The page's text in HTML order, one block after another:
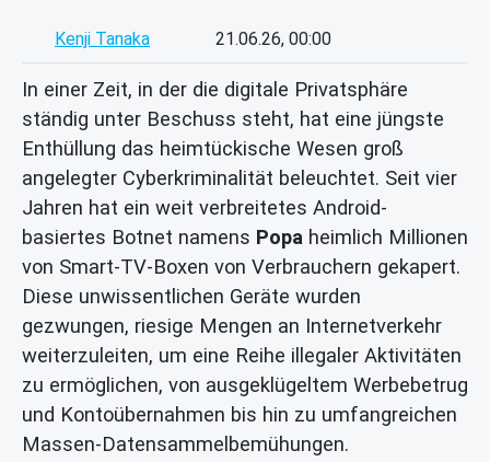
Kenji Tanaka 21.06.26, 00:00
In einer Zeit, in der die digitale Privatsphäre
ständig unter Beschuss steht, hat eine jüngste
Enthüllung das heimtückische Wesen groß
angelegter Cyberkriminalität beleuchtet. Seit vier
Jahren hat ein weit verbreitetes Android-
basiertes Botnet namens Popa heimlich Millionen
von Smart-TV-Boxen von Verbrauchern gekapert.
Diese unwissentlichen Geräte wurden
gezwungen, riesige Mengen an Internetverkehr
weiterzuleiten, um eine Reihe illegaler Aktivitäten
zu ermöglichen, von ausgeklügeltem Werbebetrug
und Kontoübernahmen bis hin zu umfangreichen
Massen-Datensammelbemühungen.